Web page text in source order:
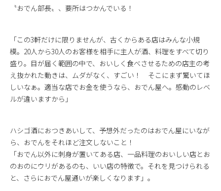
〝おでん部長〟、要所はつかんでいる！
「この3軒だけに限りませんが、古くからある店はみんな小規
模。20人から30人のお客様を相手に主人が酒、料理をすべて切り
盛り。目が届く範囲の中で、おいしく食べさせるための店主の考
え抜かれた動きは、ムダがなく、すごい！ そこにまず驚いてほ
しいなぁ。適当な店でお金を使うなら、おでん屋へ。感動のレベ
ルが違いますから」
ハシゴ酒におつきあいして、予想外だったのはおでん屋にいなが
ら、おでんをそれほど注文しないこと！
「おでん以外に刺身が置いてある店、一品料理のおいしい店とお
のおのにウリがあるのも、いい店の特徴で。それを見つけられる
と、さらにおでん屋通いが楽しくなります」。